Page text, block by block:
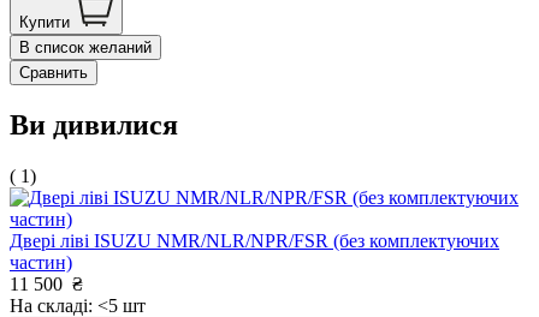
Купити
В список желаний
Сравнить
Ви дивилися
( 1)
Двері ліві ISUZU NMR/NLR/NPR/FSR (без комплектуючих
частин)
11 500 ₴
На складі: <5 шт